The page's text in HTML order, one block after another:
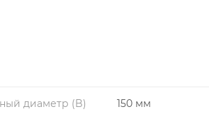
диаметр (B) 150 мм